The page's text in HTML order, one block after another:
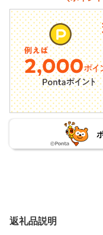
返礼品説明